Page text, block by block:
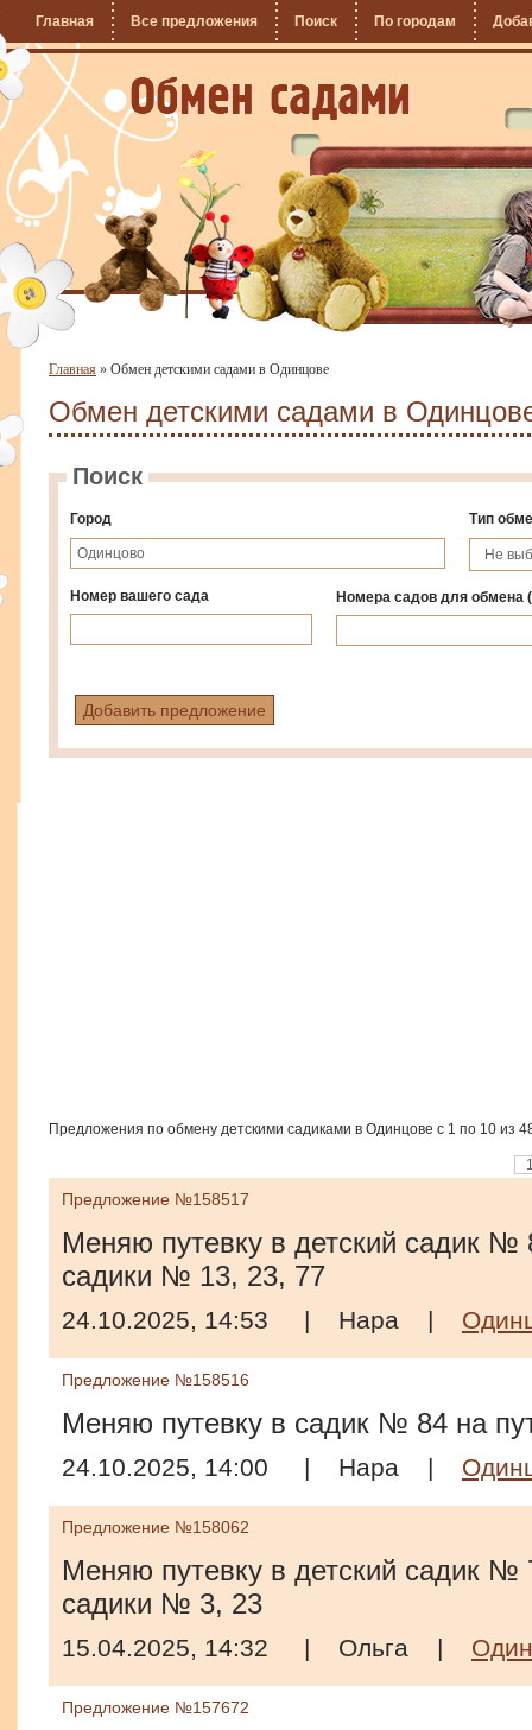
Главная Все предложения Поиск По городам
Главная » Обмен детскими садами в Одинцове
Обмен детскими садами в
Поиск
Город Тип
Номер вашего сада Номера садов для обмена(
Добавить предложение
Предложения по обмену детскими садиками в Одинцове с 1 по 10 из
Предложение №158517
Меняю путевку в детский садик №
садики № 13, 23, 77
24.10.2025, 14:53 | Нара |
Предложение №158516
Меняю путевку в садик № 84 на
24.10.2025, 14:00 | Нара |
Предложение №158062
Меняю путевку в детский садик №
садики № 3, 23
15.04.2025, 14:32 | Ольга |
Предложение №157672